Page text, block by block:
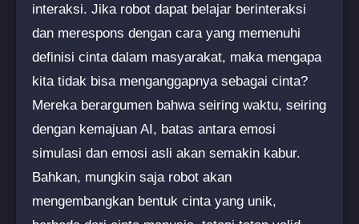
interaksi. Jika robot dapat belajar berinteraksi
dan merespons dengan cara yang memenuhi
definisi cinta dalam masyarakat, maka mengapa
kita tidak bisa menganggapnya sebagai cinta?
Mereka berargumen bahwa seiring waktu, seiring
dengan kemajuan AI, batas antara emosi
simulasi dan emosi asli akan semakin kabur.
Bahkan, mungkin saja robot akan
mengembangkan bentuk cinta yang unik,